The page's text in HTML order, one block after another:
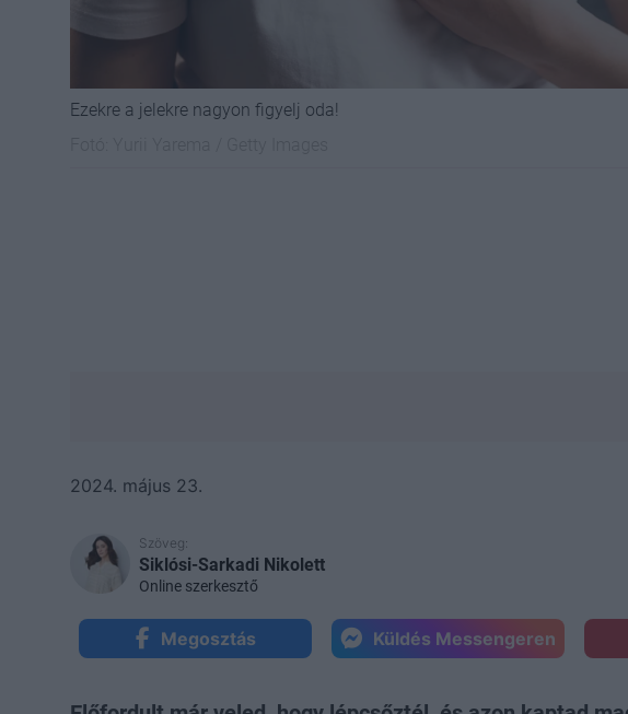
Ezekre a jelekre nagyon figyelj oda!
2024. május 23.
Szöveg:
Siklósi-Sarkadi Nikolett
Online szerkesztő
Megosztás Küldés Messengeren